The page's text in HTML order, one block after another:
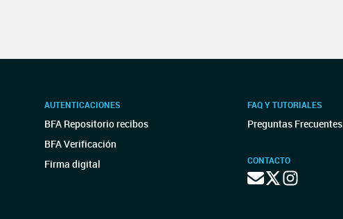
AUTENTICACIONES
BFA Repositorio recibos
BFA Verificación
Firma digital
FAQ Y TUTORIALES
Preguntas Frecuentes
CONTACTO